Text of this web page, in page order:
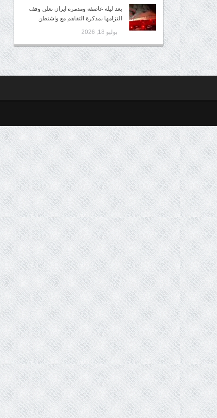
بعد ليلة عاصفة ومدمرة ايران تعلن وقف
التزامها بمذكرة التفاهم مع واشنطن
يوليو 18, 2026